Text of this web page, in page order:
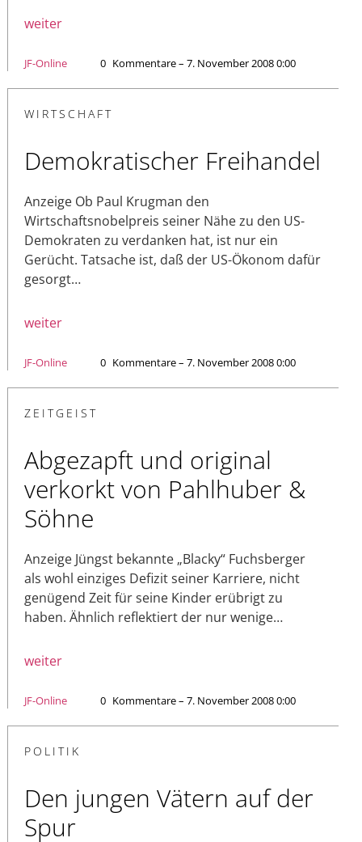
weiter
JF-Online 0 Kommentare – 7. November 2008 0:00
WIRTSCHAFT
Demokratischer Freihandel
Anzeige Ob Paul Krugman den
Wirtschaftsnobelpreis seiner Nähe zu den US-
Demokraten zu verdanken hat, ist nur ein
Gerücht. Tatsache ist, daß der US-Ökonom dafür
gesorgt…
weiter
JF-Online 0 Kommentare – 7. November 2008 0:00
ZEITGEIST
Abgezapft und original
verkorkt von Pahlhuber &
Söhne
Anzeige Jüngst bekannte „Blacky“ Fuchsberger
als wohl einziges Defizit seiner Karriere, nicht
genügend Zeit für seine Kinder erübrigt zu
haben. Ähnlich reflektiert der nur wenige…
weiter
JF-Online 0 Kommentare – 7. November 2008 0:00
POLITIK
Den jungen Vätern auf der
Spur